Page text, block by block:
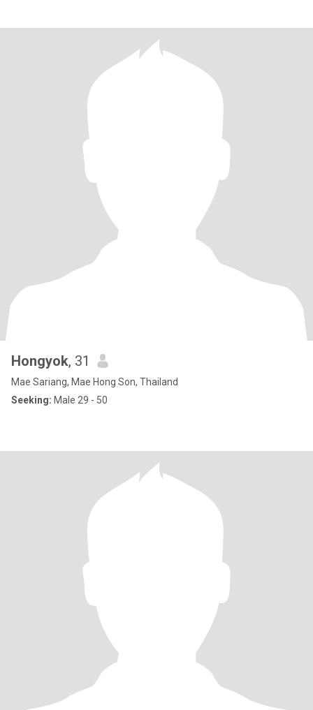
Hongyok, 31
Mae Sariang, Mae Hong Son, Thailand
Seeking: Male 29 - 50